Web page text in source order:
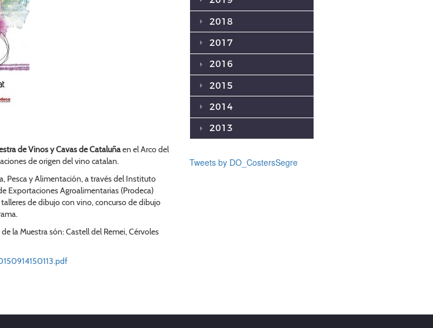
de Vinos y Cavas de Cataluñaen el Arco del
de origen del vino catalan.
Pesca y Alimentación, a través del Instituto
Exportaciones Agroalimentarias (Prodeca)
de dibujo con vino, concurso de dibujo
la Muestra són: Castell del Remei, Cérvoles
2018
2017
2016
2015
2014
2013
Tweets by DO_CostersSegre